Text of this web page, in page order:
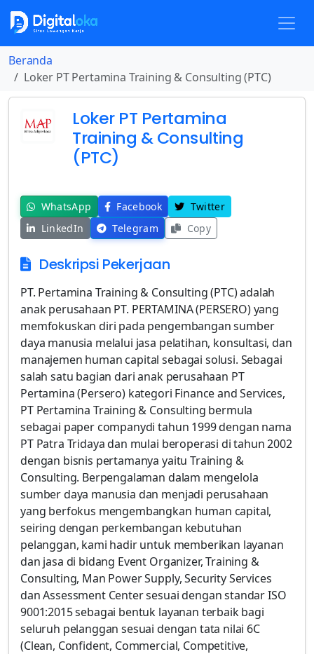
Beranda
Loker PT Pertamina Training & Consulting (PTC)
Loker PT Pertamina
Training & Consulting
(PTC)
WhatsApp Facebook
Twitter
LinkedIn
Telegram Copy
Deskripsi Pekerjaan
PT. Pertamina Training & Consulting (PTC) adalah
anak perusahaan PT. PERTAMINA (PERSERO) yang
memfokuskan diri pada pengembangan sumber
daya manusia melalui jasa pelatihan, konsultasi, dan
manajemen human capital sebagai solusi. Sebagai
salah satu bagian dari anak perusahaan PT
Pertamina (Persero) kategori Finance and Services,
PT Pertamina Training & Consulting bermula
sebagai paper companydi tahun 1999 dengan nama
PT Patra Tridaya dan mulai beroperasi di tahun 2002
dengan bisnis pertamanya yaitu Training &
Consulting. Berpengalaman dalam mengelola
sumber daya manusia dan menjadi perusahaan
yang berfokus mengembangkan human capital,
seiring dengan perkembangan kebutuhan
pelanggan, kami hadir untuk memberikan layanan
dan jasa di bidang Event Organizer, Training &
Consulting, Man Power Supply, Security Services
dan Assessment Center sesuai dengan standar ISO
9001:2015 sebagai bentuk layanan terbaik bagi
seluruh pelanggan sesuai dengan tata nilai 6C
(Clean, Confident, Commercial, Competitive,